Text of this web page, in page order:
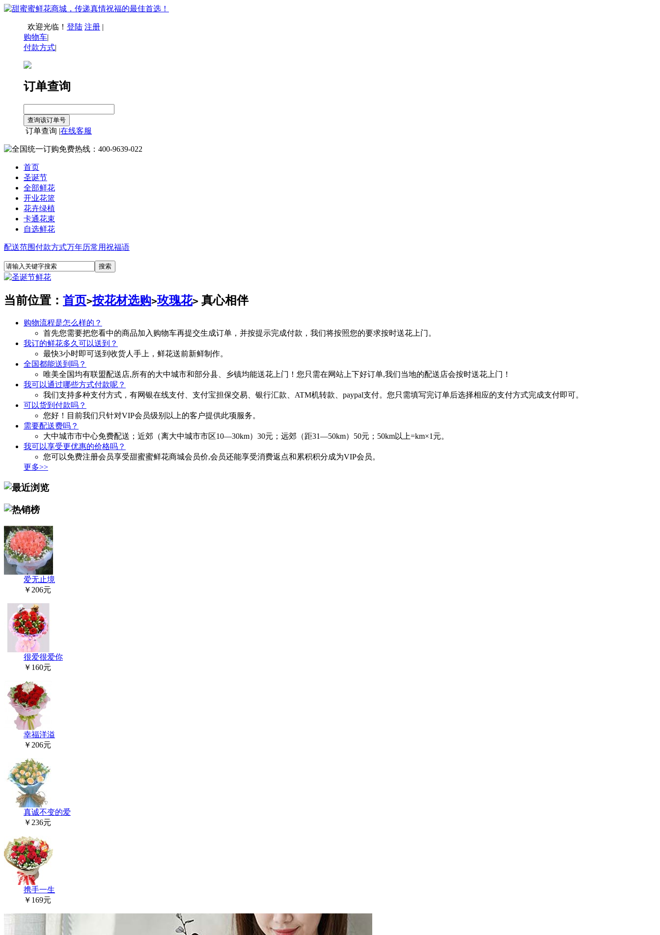
欢迎光临！ 登陆 注册 |
购物车|
付款方式|
订单查询
订单查询 |在线客服
首页
圣诞节
全部鲜花
开业花篮
花卉绿植
卡通花束
自选鲜花
配送范围付款方式万年历常用祝福语
当前位置： 首页>按花材选购>玫瑰花> 真心相伴
购物流程是怎么样的？
首先您需要把您看中的商品加入购物车再提交生成订单，并按提示完成付款，我们将按照您的要求按时送花上门。
我订的鲜花多久可以送到？
最快3小时即可送到收货人手上，鲜花送前新鲜制作。
全国都能送到吗？
唯美全国均有联盟配送店,所有的大中城市和部分县、乡镇均能送花上门！您只需在网站上下好订单,我们当地的配送店会按时送花上门！
我可以通过哪些方式付款呢？
我们支持多种支付方式，有网银在线支付、支付宝担保交易、银行汇款、ATM机转款、paypal支付。您只需填写完订单后选择相应的支付方式完成支付即可。
可以货到付款吗？
您好！目前我们只针对VIP会员级别以上的客户提供此项服务。
需要配送费吗？
大中城市市中心免费配送；近郊（离大中城市市区10—30km）30元；远郊（距31—50km）50元；50km以上=km×1元。
我可以享受更优惠的价格吗？
您可以免费注册会员享受甜蜜蜜鲜花商城会员价,会员还能享受消费返点和累积积分成为VIP会员。
更多>>
爱无止境
￥206元
很爱很爱你
￥160元
幸福洋溢
￥206元
真诚不变的爱
￥236元
携手一生
￥169元